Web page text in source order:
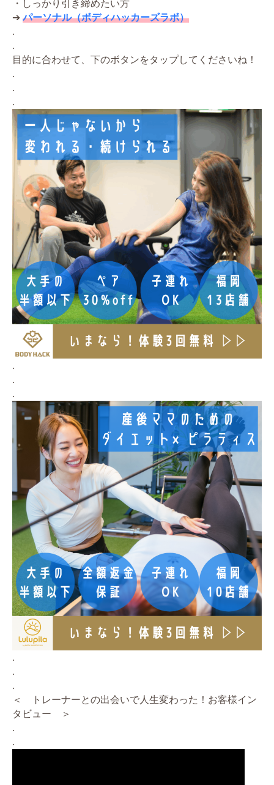
・しっかり引き締めたい方
➔パーソナル（ボディハッカーズラボ）
.
.
目的に合わせて、下のボタンをタップしてくださいね！
.
.
.
.
.
.
.
.
.
＜ トレーナーとの出会いで人生変わった！お客様イン
タビュー ＞
.
.